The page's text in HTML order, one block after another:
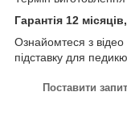
Гарантія 12
Ознайомтеся з
підставку для
Поставити